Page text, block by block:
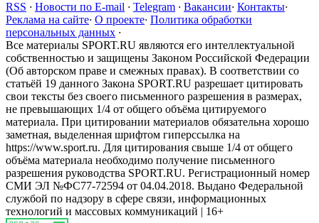
RSS · Новости по E-mail · Telegram · Вакансии· Контакты·
Реклама на сайте· О проекте· Политика обработки
персональных данных ·
Все материалы SPORT.RU являются его интеллектуальной
собственностью и защищены Законом Российской Федерации
(Об авторском праве и смежных правах). В соответствии со
статьёй 19 данного Закона SPORT.RU разрешает цитировать
свои тексты без своего письменного разрешения в размерах,
не превышающих 1/4 от общего объёма цитируемого
материала. При цитировании материалов обязательна хорошо
заметная, выделенная шрифтом гиперссылка на
https://www.sport.ru. Для цитирования свыше 1/4 от общего
объёма материала необходимо получение письменного
разрешения руководства SPORT.RU. Регистрационный номер
СМИ ЭЛ №ФС77-72594 от 04.04.2018. Выдано Федеральной
службой по надзору в сфере связи, информационных
технологий и массовых коммуникаций | 16+